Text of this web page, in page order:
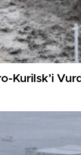
Kurilsk’i